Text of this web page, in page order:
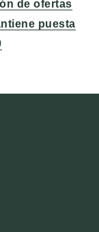
de ofertas
puesta